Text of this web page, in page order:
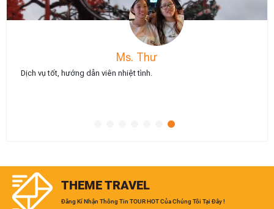
Ms. Thư
Dịch vụ tốt, hướng dẫn viên nhiệt tình.
THEME TRAVEL
Đăng Kí Nhận Thông Tin TOUR HOT Của Chúng Tôi Tại Đây !